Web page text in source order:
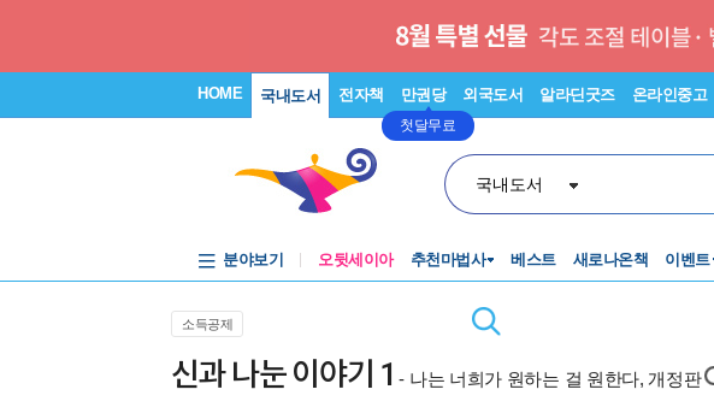
HOME 국내도서 전자책 만권당
첫달무료
외국도서 알라딘굿즈 온라인중고
국내도서
분야보기 오뒷세이아 추천마법사 베스트 새로나온책 이벤트
소득공제
신과 나눈 이야기 1 - 나는 너희가 원하는 걸 원한다, 개정판